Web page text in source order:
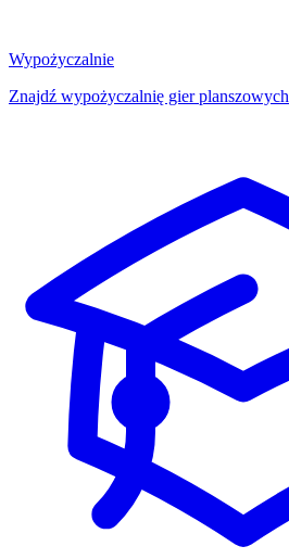
Wypożyczalnie
Znajdź wypożyczalnię gier planszowych